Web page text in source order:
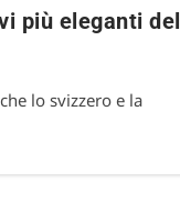
più eleganti del
lo svizzero e la